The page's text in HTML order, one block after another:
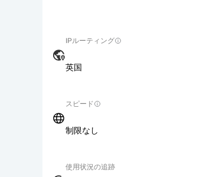
IPルーティング
英国
スピード
制限なし
使用状況の追跡